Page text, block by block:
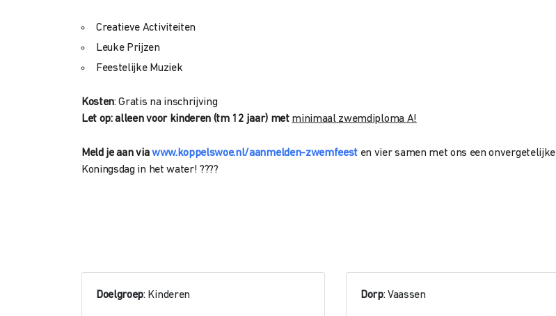
Creatieve Activiteiten
Leuke Prijzen
Feestelijke Muziek
Kosten: Gratis na inschrijving
Let op: alleen voor kinderen (tm 12 jaar) met minimaal zwemdiploma A!
Meld je aan viawww.koppelswoe.nl/aanmelden-zwemfeest en vier samen met ons een onvergetelijke
Koningsdag in het water! ????
Doelgroep: Kinderen Dorp: Vaassen